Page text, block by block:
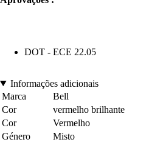
DOT - ECE 22.05
Informações adicionais
Marca
Bell
Cor
vermelho brilhante
Cor
Vermelho
Género
Misto